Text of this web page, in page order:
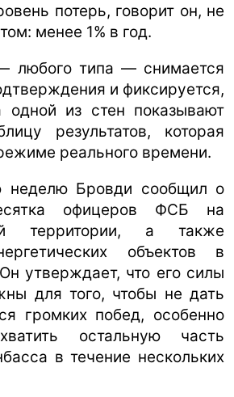
потерь, говорит он, не
менее 1% в год.
любого типа — снимается
и фиксируется,
из стен показывают
результатов, которая
реального времени.
Бровди сообщил о
офицеров ФСБ на
территории, а также
объектов в
утверждает, что его силы
для того, чтобы не дать
громких побед, особенно
остальную часть
в течение нескольких